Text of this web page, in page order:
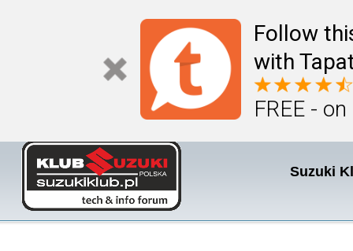
Follow
with
FREE -
Suzuki